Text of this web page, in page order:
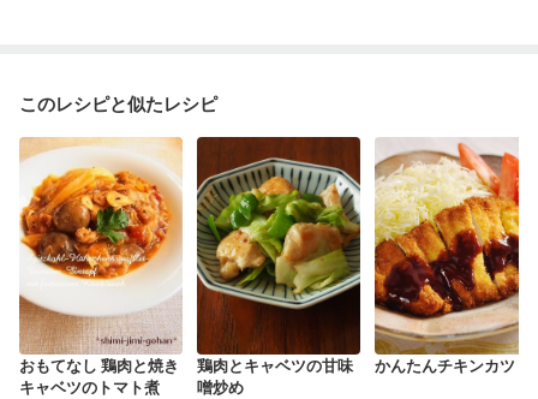
このレシピと似たレシピ
おもてなし 鶏肉と焼き
キャベツのトマト煮
鶏肉とキャベツの甘味
噌炒め
かんたんチキンカツ